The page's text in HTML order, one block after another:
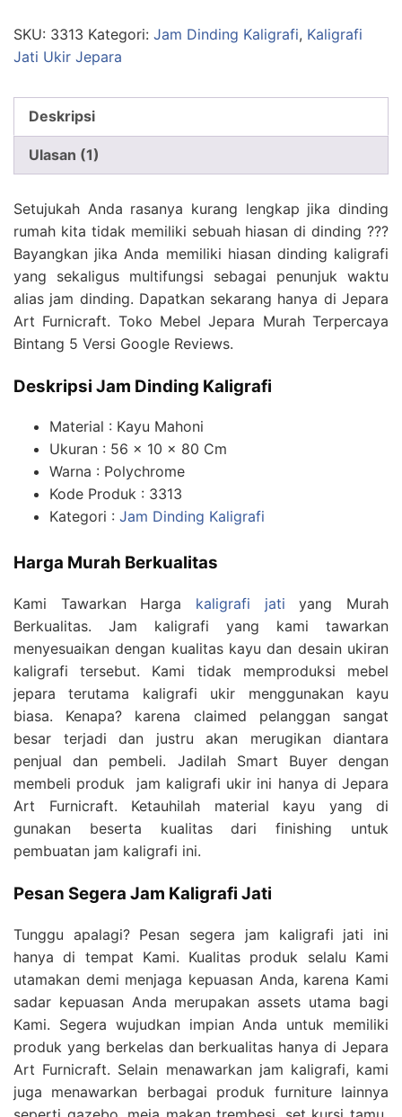
SKU: 3313 Kategori: Jam Dinding Kaligrafi, Kaligrafi
Jati Ukir Jepara
Deskripsi
Ulasan (1)
Setujukah Anda rasanya kurang lengkap jika dinding
rumah kita tidak memiliki sebuah hiasan di dinding ???
Bayangkan jika Anda memiliki hiasan dinding kaligrafi
yang sekaligus multifungsi sebagai penunjuk waktu
alias jam dinding. Dapatkan sekarang hanya di Jepara
Art Furnicraft. Toko Mebel Jepara Murah Terpercaya
Bintang 5 Versi Google Reviews.
Deskripsi Jam Dinding Kaligrafi
Material : Kayu Mahoni
Ukuran : 56 x 10 x 80 Cm
Warna : Polychrome
Kode Produk : 3313
Kategori : Jam Dinding Kaligrafi
Harga Murah Berkualitas
Kami Tawarkan Harga kaligrafi jati yang Murah
Berkualitas. Jam kaligrafi yang kami tawarkan
menyesuaikan dengan kualitas kayu dan desain ukiran
kaligrafi tersebut. Kami tidak memproduksi mebel
jepara terutama kaligrafi ukir menggunakan kayu
biasa. Kenapa? karena claimed pelanggan sangat
besar terjadi dan justru akan merugikan diantara
penjual dan pembeli. Jadilah Smart Buyer dengan
membeli produk jam kaligrafi ukir ini hanya di Jepara
Art Furnicraft. Ketauhilah material kayu yang di
gunakan beserta kualitas dari finishing untuk
pembuatan jam kaligrafi ini.
Pesan Segera Jam Kaligrafi Jati
Tunggu apalagi? Pesan segera jam kaligrafi jati ini
hanya di tempat Kami. Kualitas produk selalu Kami
utamakan demi menjaga kepuasan Anda, karena Kami
sadar kepuasan Anda merupakan assets utama bagi
Kami. Segera wujudkan impian Anda untuk memiliki
produk yang berkelas dan berkualitas hanya di Jepara
Art Furnicraft. Selain menawarkan jam kaligrafi, kami
juga menawarkan berbagai produk furniture lainnya